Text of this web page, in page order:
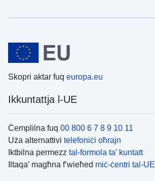
Skopri aktar fuq europa.eu
Ikkuntattja l-UE
Ċemplilna fuq 00 800 6 7 8 9 10 11
Uża alternattivi telefoniċi oħrajn
Iktbilna permezz tal-formola ta’ kuntatt
Iltaqa’ magħna f’wieħed miċ-ċentri tal-UE